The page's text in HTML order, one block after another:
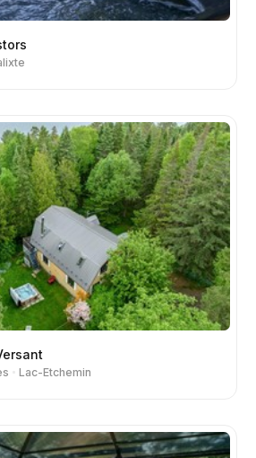
Lac-Etchemin